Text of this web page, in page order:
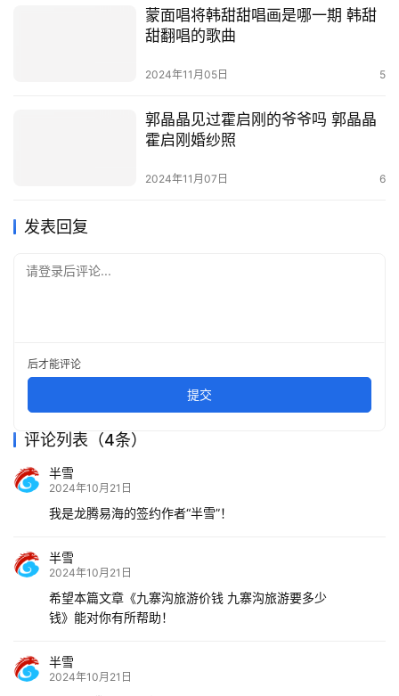
蒙面唱将韩甜甜唱画是哪一期 韩甜
甜翻唱的歌曲
2024年11月05日 5
郭晶晶见过霍启刚的爷爷吗 郭晶晶
霍启刚婚纱照
2024年11月07日 6
发表回复
请登录后评论...
后才能评论
提交
评论列表（4条）
半雪
2024年10月21日
我是龙腾易海的签约作者“半雪”！
半雪
2024年10月21日
希望本篇文章《九寨沟旅游价钱 九寨沟旅游要多少
钱》能对你有所帮助！
半雪
2024年10月21日